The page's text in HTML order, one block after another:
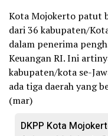
Kota Mojokerto patut
dari 36 kabupaten/
dalam penerima
Keuangan RI. Ini
kabupaten/kota se-
ada tiga daerah yang
(mar)
DKPP Kota